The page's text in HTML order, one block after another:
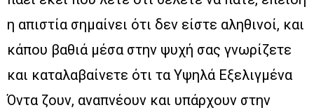
η απιστία σημαίνει ότι δεν είστε αληθινοί, και
κάπου βαθιά μέσα στην ψυχή σας γνωρίζετε
και καταλαβαίνετε ότι τα Υψηλά Εξελιγμένα
Όντα ζουν, αναπνέουν και υπάρχουν στην